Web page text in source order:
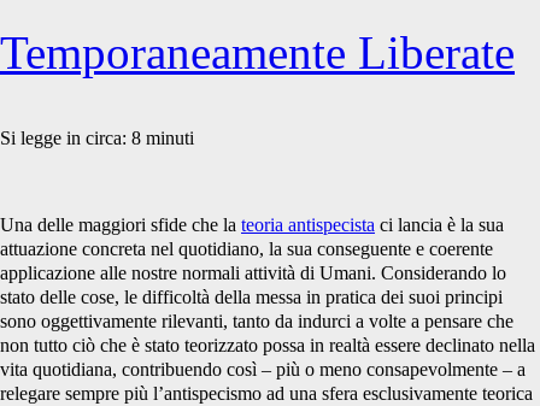
<span>teoria
antispecista</span>
Temporaneamente Liberate
Si legge in circa: 8 minuti
Una delle maggiori sfide che la teoria antispecista ci lancia è la sua
attuazione concreta nel quotidiano, la sua conseguente e coerente
applicazione alle nostre normali attività di Umani. Considerando lo
stato delle cose, le difficoltà della messa in pratica dei suoi principi
sono oggettivamente rilevanti, tanto da indurci a volte a pensare che
non tutto ciò che è stato teorizzato possa in realtà essere declinato nella
vita quotidiana, contribuendo così – più o meno consapevolmente – a
relegare sempre più l’antispecismo ad una sfera esclusivamente teorica